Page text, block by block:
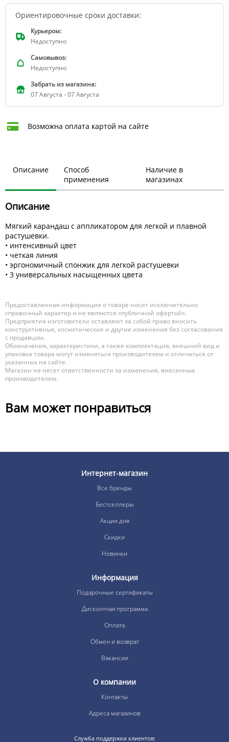
Ориентировочные сроки доставки:
Курьером:
Недоступно
Самовывоз:
Недоступно
Забрать из магазина:
07 Августа - 07 Августа
Возможна оплата картой на сайте
Описание
Способ
применения
Наличие в
магазинах
Описание
Мягкий карандаш с аппликатором для легкой и плавной
растушевки.
• интенсивный цвет
• четкая линия
• эргономичный спонжик для легкой растушевки
• 3 универсальных насыщенных цвета
Предоставленная информация о товаре носит исключительно
справочный характер и не являются «публичной офертой».
Предприятия изготовители оставляют за собой право вносить
конструктивные, косметические и другие изменения без согласования
с продавцом.
Обозначения, характеристики, а также комплектация, внешний вид и
упаковка товара могут изменяться производителем и отличаться от
указанных на сайте.
Магазин не несет ответственности за изменения, внесенные
производителем.
Вам может понравиться
Интернет-магазин
Все бренды
Бестселлеры
Акции дня
Скидки
Новинки
Информация
Подарочные сертификаты
Дисконтная программа
Оплата
Обмен и возврат
Вакансии
О компании
Контакты
Адреса магазинов
Служба поддержки клиентов: